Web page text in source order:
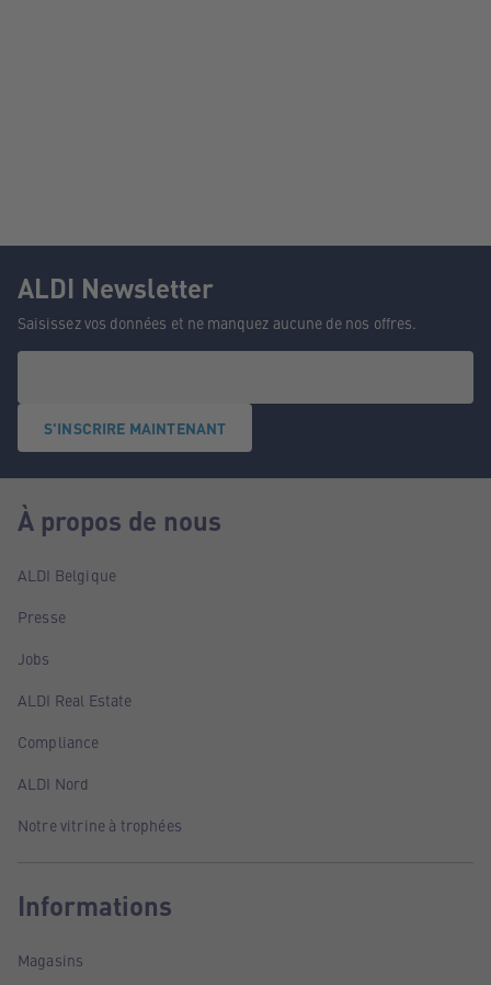
ALDI Newsletter
Saisissez vos données et ne manquez aucune de nos offres.
S'INSCRIRE MAINTENANT
À propos de nous
ALDI Belgique
Presse
Jobs
ALDI Real Estate
Compliance
ALDI Nord
Notre vitrine à trophées
Informations
Magasins